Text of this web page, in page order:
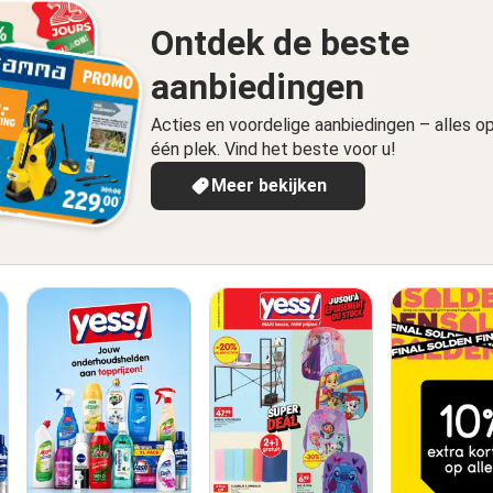
Ontdek de beste
aanbiedingen
Acties en voordelige aanbiedingen – alles
één plek. Vind het beste voor u!
Meer bekijken